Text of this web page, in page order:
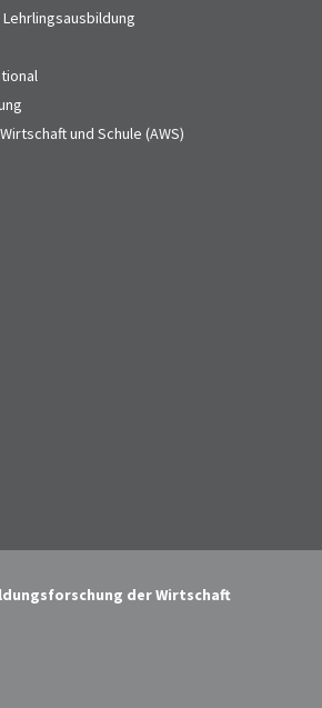
und Schule (AWS)
der Wirtschaft